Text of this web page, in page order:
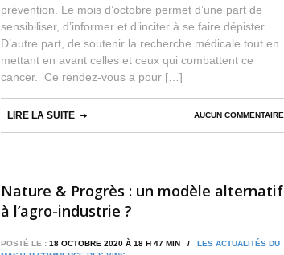
prévention. Le mois d’octobre permet d’une part de
sensibiliser, d’informer et d’inciter à se faire dépister.
D’autre part, de soutenir la recherche médicale tout en
mettant en avant celles et ceux qui combattent ce
cancer. Ce rendez-vous a pour […]
AUCUN COMMENTAIRE
LIRE LA SUITE
Nature & Progrès : un modèle alternatif
à l’agro-industrie ?
POSTÉ LE : 18 OCTOBRE 2020 À 18 H 47 MIN / LES ACTUALITÉS DU